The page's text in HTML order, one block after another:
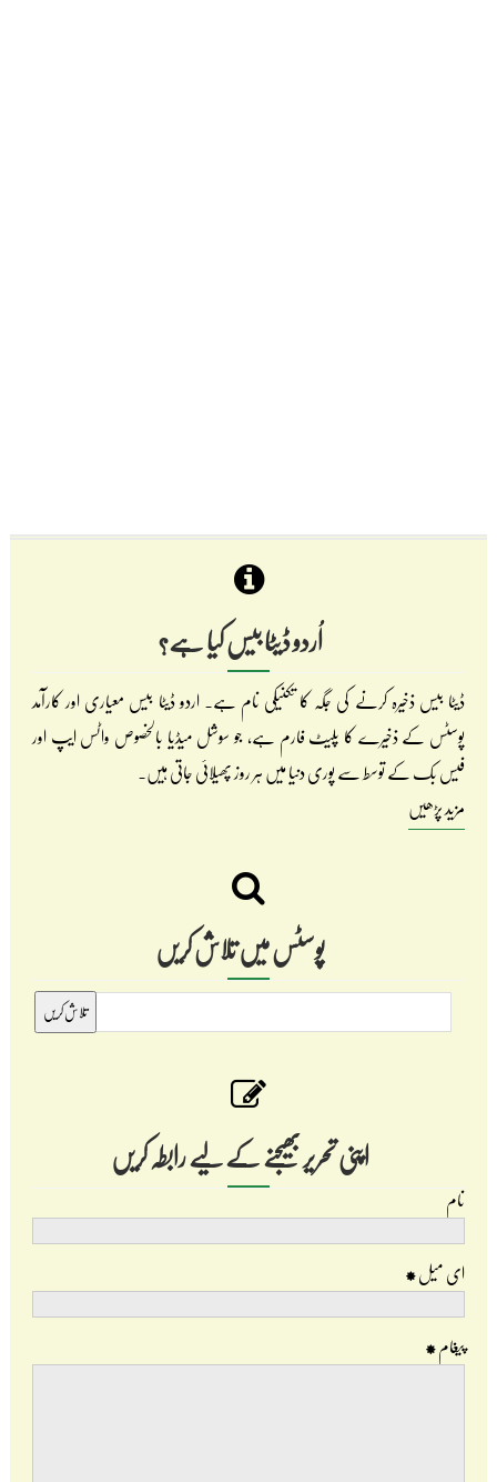
اُردو ڈیٹا بیس کیا ہے؟
ڈیٹا بیس ذخیرہ کرنے کی جگہ کا تکنیکی نام ہے۔ اردو ڈیٹا بیس معیاری اور کارآمد
پوسٹس کے ذخیرے کا پلیٹ فارم ہے، جو سوشل میڈیا بالخصوص واٹس ایپ اور
فیس بک کے توسط سے پوری دنیا میں ہر روز پھیلائی جاتی ہیں۔
مزید پڑھیں
پوسٹس میں تلاش کریں
اپنی تحریر بھیجنے کے لیے رابطہ کریں
نام
ای میل*
پیغام*